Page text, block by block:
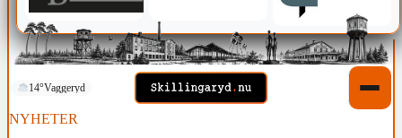
14°Vaggeryd
NYHETER